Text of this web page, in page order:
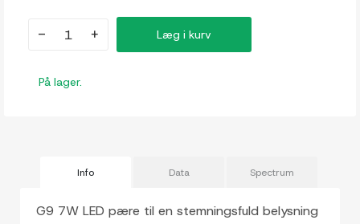
- + Læg i kurv
På lager.
Info Data Spectrum
G9 7W LED pære til en stemningsfuld belysning